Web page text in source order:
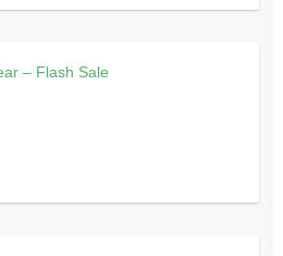
– Flash Sale